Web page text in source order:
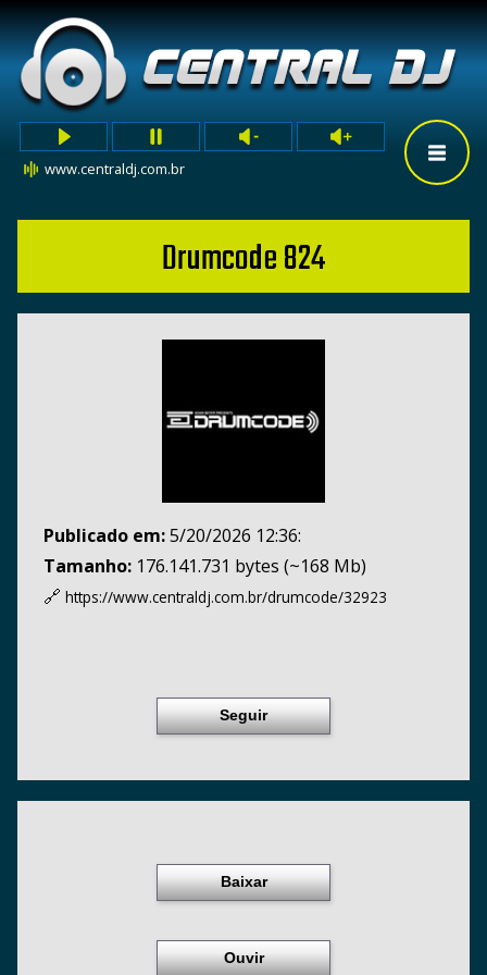
www.centraldj.com.br
Drumcode 824
Publicado em:5/20/2026 12:36:
Tamanho: 176.141.731 bytes (~168 Mb)
🔗 https://www.centraldj.com.br/drumcode/32923
Seguir
Baixar
Ouvir